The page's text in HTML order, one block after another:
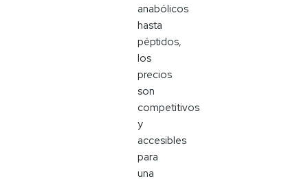
anabólicos
hasta
péptidos,
los
precios
son
competitivos
y
accesibles
para
una